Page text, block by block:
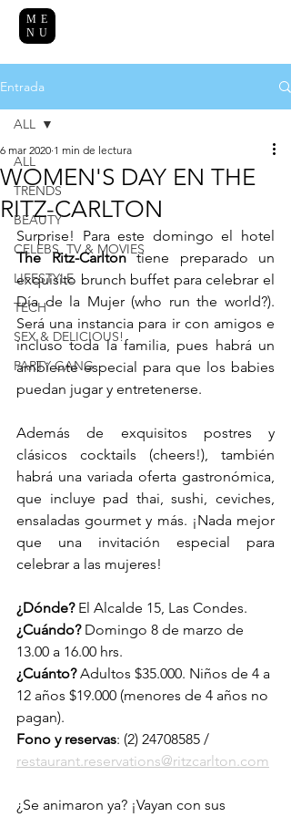
ME
NU
Entrada
ALL
TRENDS
BEAUTY
CELEBS, TV & MOVIES
LIFESTYLE
TECH
SEX & DELICIOUS!
PARTY GANG
ALL
WOMEN'S DAY EN THE
RITZ-CARLTON
6 mar 2020 1 min de lectura
The Ritz-Carlton tiene preparado un
exquisito brunch buffet para celebrar el
Día de la Mujer (who run the world?).
Será una instancia para ir con amigos e
incluso toda la familia, pues habrá un
ambiente especial para que los babies
puedan jugar y entretenerse.
Además de exquisitos postres y
clásicos cocktails (cheers!), también
habrá una variada oferta gastronómica,
que incluye pad thai, sushi, ceviches,
ensaladas gourmet y más. ¡Nada mejor
que una invitación especial para
celebrar a las mujeres!
¿Dónde? El Alcalde 15, Las Condes.
¿Cuándo? Domingo 8 de marzo de
13.00 a 16.00 hrs.
¿Cuánto? Adultos $35.000. Niños de 4 a
12 años $19.000 (menores de 4 años no
pagan).
Fono y reservas: (2) 24708585 /
restaurant.reservations@ritzcarlton.com
¿Se animaron ya? ¡Vayan con sus